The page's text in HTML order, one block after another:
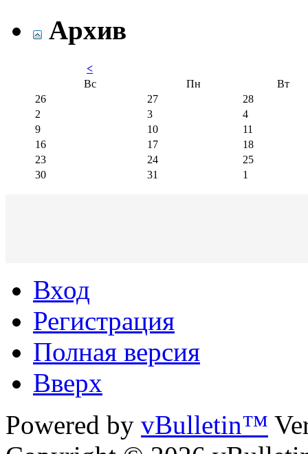
Архив
<
Вс
Пн
Вт
26
27
28
2
3
4
9
10
11
16
17
18
23
24
25
30
31 1
Вход
Регистрация
Полная версия
Вверх
Powered by vBulletin™